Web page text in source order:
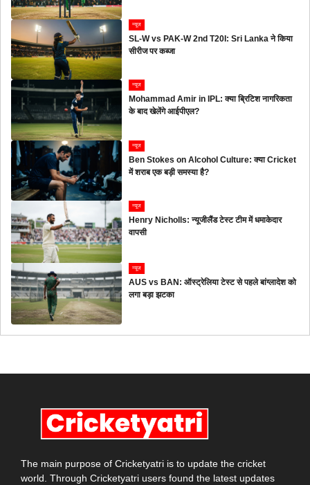
न्यूज
SL-W vs PAK-W 2nd T20I: Sri Lanka ने किया
सीरीज पर कब्जा
न्यूज
Mohammad Amir in IPL: क्या ब्रिटिश नागरिकता
के बाद खेलेंगे आईपीएल?
न्यूज
Ben Stokes on Alcohol Culture: क्या Cricket
में शराब एक बड़ी समस्या है?
न्यूज
Henry Nicholls: न्यूजीलैंड टेस्ट टीम में धमाकेदार
वापसी
न्यूज
AUS vs BAN: ऑस्ट्रेलिया टेस्ट से पहले बांग्लादेश को
लगा बड़ा झटका
The main purpose of Cricketyatri is to update the cricket
world. Through Cricketyatri users found the latest updates